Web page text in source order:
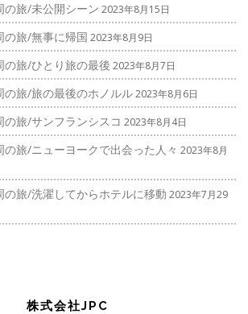
の旅/未公開シーン 2023年8月15日
の旅/無事に帰国 2023年8月9日
の旅/ひとり旅の最後 2023年8月7日
の旅/旅の最後のホノルル2023年8月6日
旅/サンフランシスコ 2023年8月4日
旅/ニューヨークで出会った人々 2023年8月
の旅/洗濯してからホテルに移動 2023年7月29
株式会社JPC